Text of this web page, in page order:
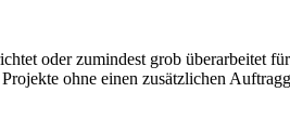
oder zumindest grob überarbeitet
ohne einen zusätzlichen